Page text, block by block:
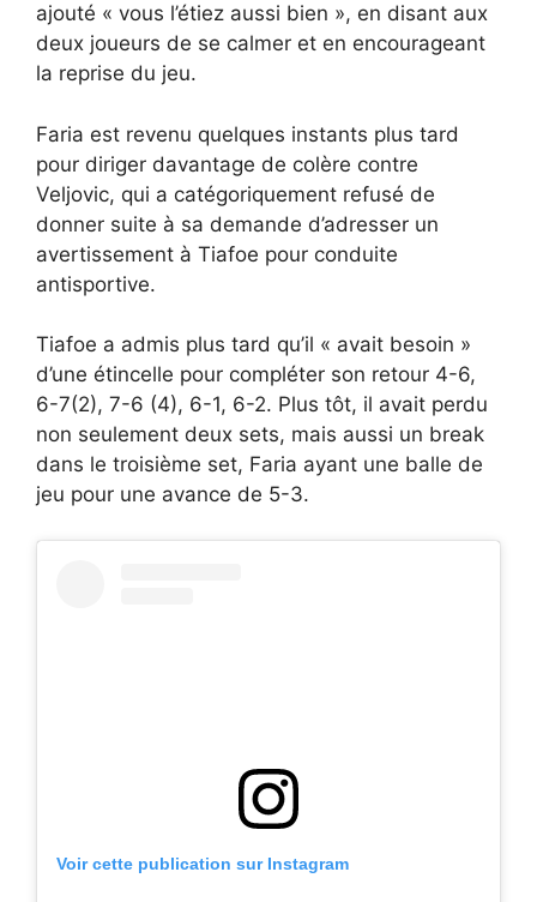
ajouté « vous l’étiez aussi bien », en disant aux
deux joueurs de se calmer et en encourageant
la reprise du jeu.
Faria est revenu quelques instants plus tard
pour diriger davantage de colère contre
Veljovic, qui a catégoriquement refusé de
donner suite à sa demande d’adresser un
avertissement à Tiafoe pour conduite
antisportive.
Tiafoe a admis plus tard qu’il « avait besoin »
d’une étincelle pour compléter son retour 4-6,
6-7(2), 7-6 (4), 6-1, 6-2. Plus tôt, il avait perdu
non seulement deux sets, mais aussi un break
dans le troisième set, Faria ayant une balle de
jeu pour une avance de 5-3.
Voir cette publication sur Instagram